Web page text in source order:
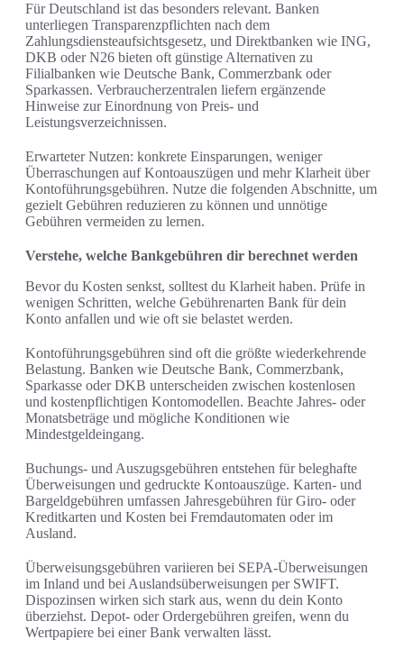
Für Deutschland ist das besonders relevant. Banken
unterliegen Transparenzpflichten nach dem
Zahlungsdiensteaufsichtsgesetz, und Direktbanken wie ING,
DKB oder N26 bieten oft günstige Alternativen zu
Filialbanken wie Deutsche Bank, Commerzbank oder
Sparkassen. Verbraucherzentralen liefern ergänzende
Hinweise zur Einordnung von Preis- und
Leistungsverzeichnissen.
Erwarteter Nutzen: konkrete Einsparungen, weniger
Überraschungen auf Kontoauszügen und mehr Klarheit über
Kontoführungsgebühren. Nutze die folgenden Abschnitte, um
gezielt Gebühren reduzieren zu können und unnötige
Gebühren vermeiden zu lernen.
Verstehe, welche Bankgebühren dir berechnet werden
Bevor du Kosten senkst, solltest du Klarheit haben. Prüfe in
wenigen Schritten, welche Gebührenarten Bank für dein
Konto anfallen und wie oft sie belastet werden.
Kontoführungsgebühren sind oft die größte wiederkehrende
Belastung. Banken wie Deutsche Bank, Commerzbank,
Sparkasse oder DKB unterscheiden zwischen kostenlosen
und kostenpflichtigen Kontomodellen. Beachte Jahres- oder
Monatsbeträge und mögliche Konditionen wie
Mindestgeldeingang.
Buchungs- und Auszugsgebühren entstehen für beleghafte
Überweisungen und gedruckte Kontoauszüge. Karten- und
Bargeldgebühren umfassen Jahresgebühren für Giro- oder
Kreditkarten und Kosten bei Fremdautomaten oder im
Ausland.
Überweisungsgebühren variieren bei SEPA-Überweisungen
im Inland und bei Auslandsüberweisungen per SWIFT.
Dispozinsen wirken sich stark aus, wenn du dein Konto
überziehst. Depot- oder Ordergebühren greifen, wenn du
Wertpapiere bei einer Bank verwalten lässt.